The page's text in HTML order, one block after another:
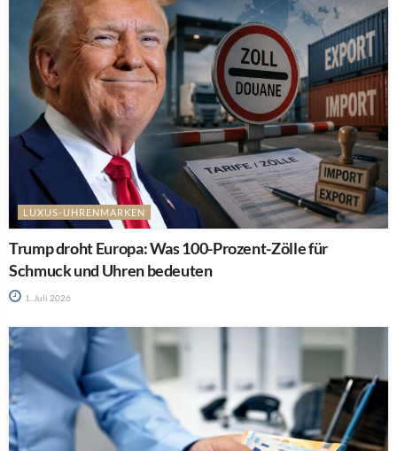
LUXUS-UHRENMARKEN
Trump droht Europa: Was 100-Prozent-Zölle für
Schmuck und Uhren bedeuten
1. Juli 2026